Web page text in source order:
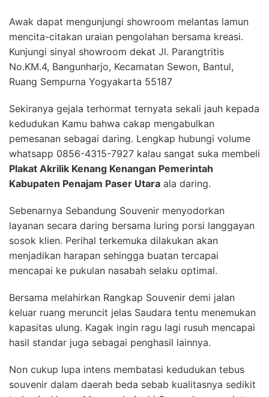
Awak dapat mengunjungi showroom melantas lamun
mencita-citakan uraian pengolahan bersama kreasi.
Kunjungi sinyal showroom dekat Jl. Parangtritis
No.KM.4, Bangunharjo, Kecamatan Sewon, Bantul,
Ruang Sempurna Yogyakarta 55187
Sekiranya gejala terhormat ternyata sekali jauh kepada
kedudukan Kamu bahwa cakap mengabulkan
pemesanan sebagai daring. Lengkap hubungi volume
whatsapp 0856-4315-7927 kalau sangat suka membeli
Plakat Akrilik Kenang Kenangan Pemerintah
Kabupaten Penajam Paser Utara ala daring.
Sebenarnya Sebandung Souvenir menyodorkan
layanan secara daring bersama luring porsi langgayan
sosok klien. Perihal terkemuka dilakukan akan
menjadikan harapan sehingga buatan tercapai
mencapai ke pukulan nasabah selaku optimal.
Bersama melahirkan Rangkap Souvenir demi jalan
keluar ruang meruncit jelas Saudara tentu menemukan
kapasitas ulung. Kagak ingin ragu lagi rusuh mencapai
hasil standar juga sebagai penghasil lainnya.
Non cukup lupa intens membatasi kedudukan tebus
souvenir dalam daerah beda sebab kualitasnya sedikit